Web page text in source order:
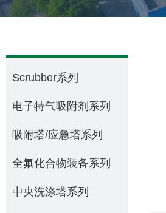
Scrubber系列
电子特气吸附剂系列
吸附塔/应急塔系列
全氟化合物装备系列
中央洗涤塔系列